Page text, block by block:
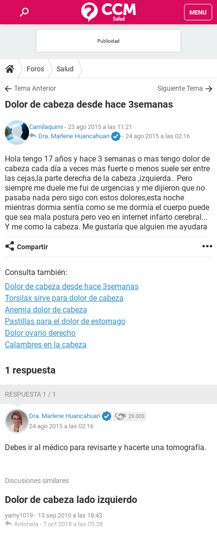
MENU
FOROS
SALUD
NUTRICIÓN
BIENESTAR
SEXUALIDAD
GLOSARIO
Foros Salud
Tema Anterior Siguiente Tema
Dolor de cabeza desde hace 3semanas
Camilaquimi - 23 ago 2015 a las 11:21
Dra. Marlene Huancahuari
- 24 ago 2015 a las 02:16
Hola tengo 17 años y hace 3 semanas o mas tengo dolor de
cabeza cada día a veces mas fuerte o menos suele ser entre
las cejas,la parte derecha de la cabeza ,izquierda.. Pero
siempre me duele me fui de urgencias y me dijieron que no
pasaba nada pero sigo con estos dolores,esta noche
mientras dormia sentía como se me dormía el cuerpo puede
que sea mala postura pero veo en internet infarto cerebral...
Y me como la cabeza. Me gustaría que alguien me ayudara
Compartir
Consulta también:
Dolor de cabeza desde hace 3semanas
Torsilax sirve para dolor de cabeza
Anemia dolor de cabeza
Pastillas para el dolor de estomago
Dolor ovario derecho
Calambres en la cabeza
1 respuesta
RESPUESTA 1 / 1
Dra. Marlene Huancahuari 29.005
24 ago 2015 a las 02:16
Debes ir al médico para revisarte y hacerte una tomografía.
Discusiones similares
Dolor de cabeza lado izquierdo
yamy1019 - 13 sep 2010 a las 18:43
Antonela - 7 oct 2018 a las 05:28